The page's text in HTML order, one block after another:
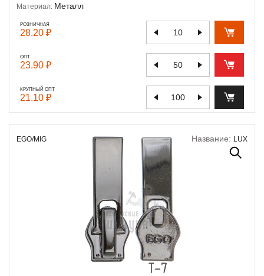
Материал: Металл
РОЗНИЧНАЯ
28.20 ₽
ОПТ
23.90 ₽
КРУПНЫЙ ОПТ
21.10 ₽
EGO/MIG Название: LUX